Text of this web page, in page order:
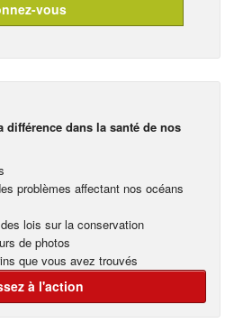
différence dans la santé de nos
problèmes affectant nos océans
lois sur la conservation
de photos
que vous avez trouvés
à l'action